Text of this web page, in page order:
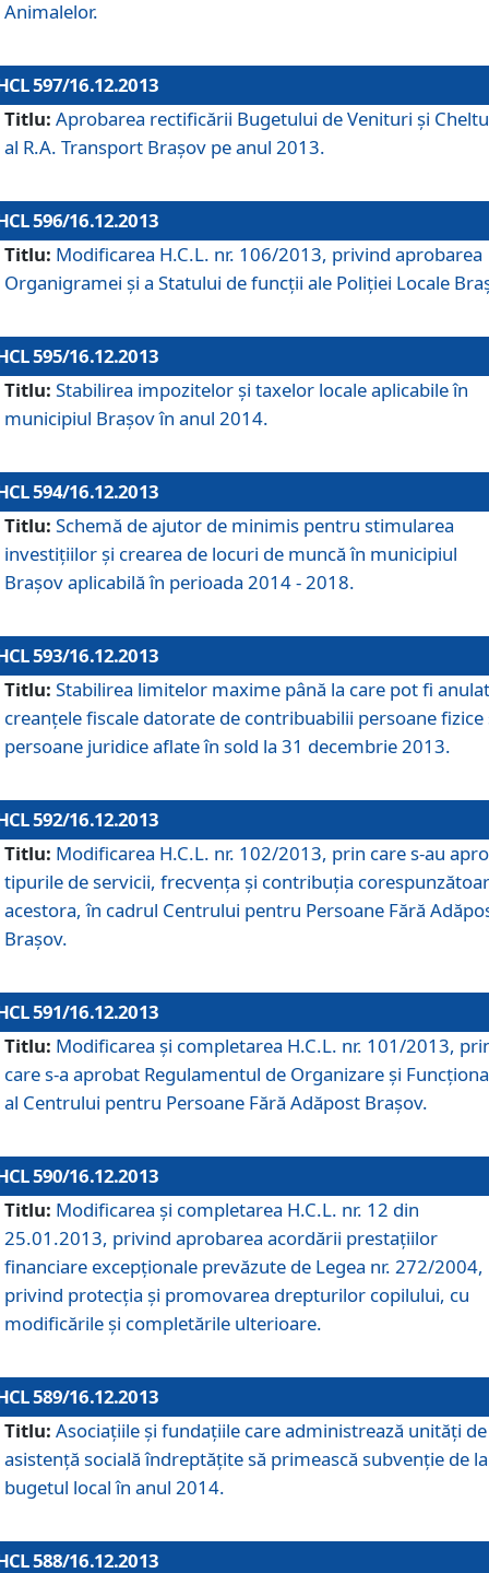
Animalelor.
597/16.12.2013
Titlu: Aprobarea rectificării Bugetului de Venituri şi
al R.A. Transport Braşov pe anul 2013.
596/16.12.2013
Titlu: Modificarea H.C.L. nr. 106/2013, privind aprobarea
Organigramei şi a Statului de funcţii ale Poliţiei Locale
595/16.12.2013
Titlu: Stabilirea impozitelor şi taxelor locale aplicabile în
municipiul Braşov în anul 2014.
594/16.12.2013
Titlu: Schemă de ajutor de minimis pentru stimularea
investiţiilor şi crearea de locuri de muncă în municipiul
Braşov aplicabilă în perioada 2014 - 2018.
593/16.12.2013
Titlu: Stabilirea limitelor maxime până la care pot fi
creanţele fiscale datorate de contribuabilii persoane fizice
persoane juridice aflate în sold la 31 decembrie 2013.
592/16.12.2013
Titlu: Modificarea H.C.L. nr. 102/2013, prin care s-au
tipurile de servicii, frecvenţa şi contribuţia
acestora, în cadrul Centrului pentru Persoane Fără
Braşov.
591/16.12.2013
Titlu: Modificarea şi completarea H.C.L. nr. 101/2013,
care s-a aprobat Regulamentul de Organizare şi
al Centrului pentru Persoane Fără Adăpost Braşov.
590/16.12.2013
Titlu: Modificarea şi completarea H.C.L. nr. 12 din
25.01.2013, privind aprobarea acordării prestaţiilor
financiare excepţionale prevăzute de Legea nr. 272/2004,
privind protecţia şi promovarea drepturilor copilului, cu
modificările şi completările ulterioare.
589/16.12.2013
Titlu: Asociaţiile şi fundaţiile care administrează unităţi de
asistenţă socială îndreptăţite să primească subvenţie de la
bugetul local în anul 2014.
588/16.12.2013